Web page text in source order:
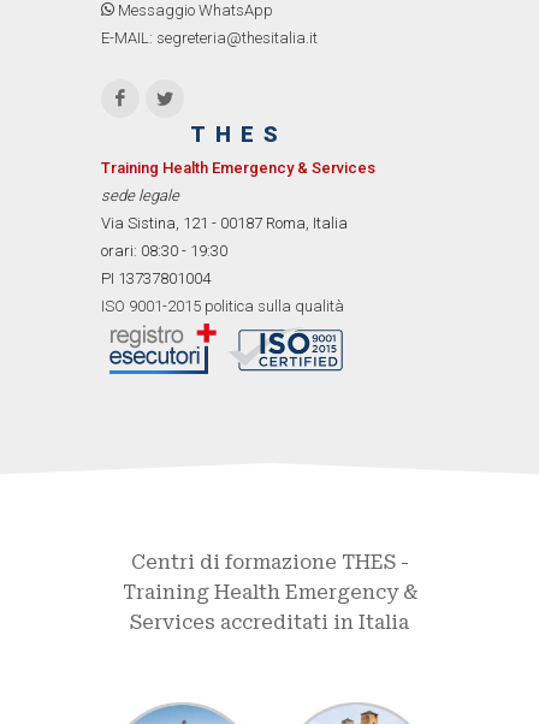
Messaggio WhatsApp
E-MAIL: segreteria@thesitalia.it
THES
Training Health Emergency & Services
sede legale
Via Sistina, 121 - 00187 Roma, Italia
orari: 08:30 - 19:30
PI 13737801004
ISO 9001-2015 politica sulla qualità
Centri di formazione THES -
Training Health Emergency &
Services accreditati in Italia